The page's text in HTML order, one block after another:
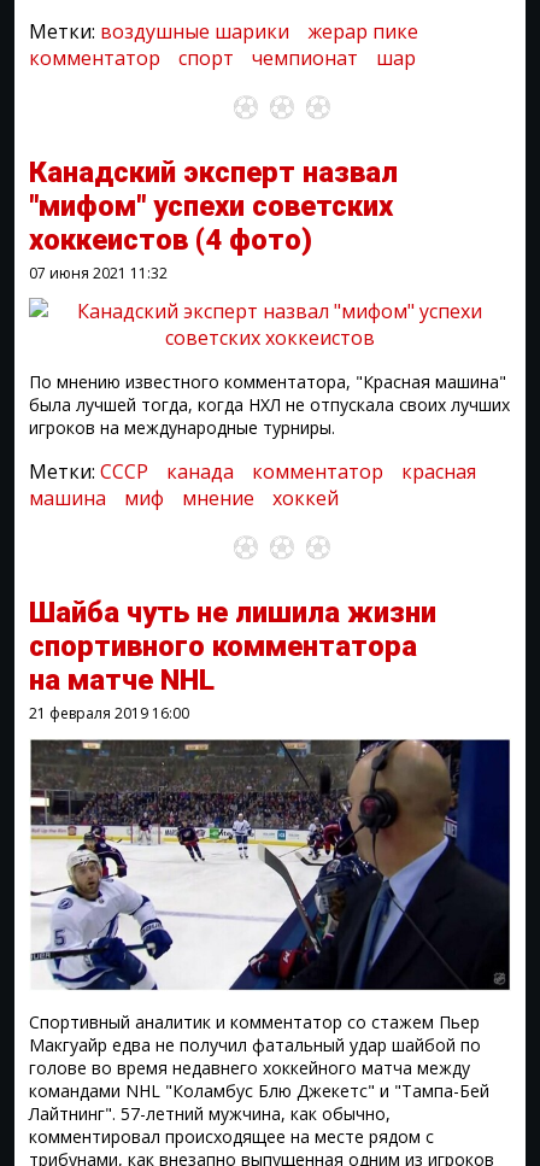
Метки: воздушные шарики
жерар пике
комментатор
спорт чемпионат шар
Канадский эксперт назвал
"мифом" успехи советских
хоккеистов (4 фото)
07 июня 2021 11:32
По мнению известного комментатора, "Красная машина"
была лучшей тогда, когда НХЛ не отпускала своих лучших
игроков на международные турниры.
Метки: СССР канада комментатор
красная
машина
миф мнение хоккей
Шайба чуть не лишила жизни
спортивного комментатора
на матче NHL
21 февраля 2019 16:00
Спортивный аналитик и комментатор со стажем Пьер
Макгуайр едва не получил фатальный удар шайбой по
голове во время недавнего хоккейного матча между
командами NHL "Коламбус Блю Джекетс" и "Тампа-Бей
Лайтнинг". 57-летний мужчина, как обычно,
комментировал происходящее на месте рядом с
трибунами, как внезапно выпущенная одним из игроков